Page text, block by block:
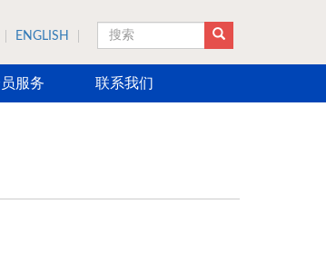
ENGLISH
搜索
服务 联系我们